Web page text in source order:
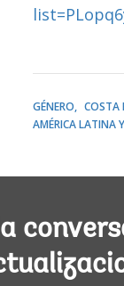
GÉNERO COSTA
AMÉRICA LATINA